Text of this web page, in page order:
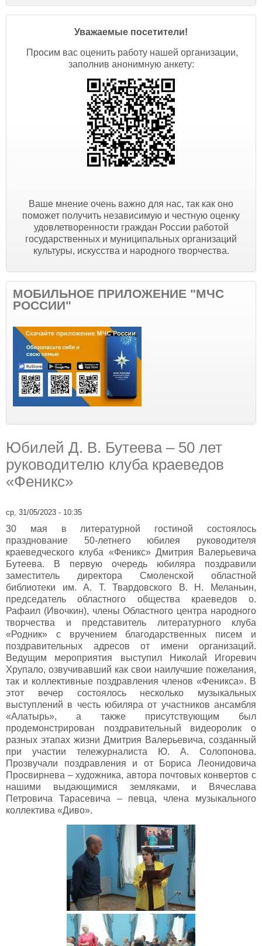
Уважаемые посетители!
Просим вас оценить работу нашей организации,
заполнив анонимную анкету:
Ваше мнение очень важно для нас, так как оно
поможет получить независимую и честную оценку
удовлетворенности граждан России работой
государственных и муниципальных организаций
культуры, искусства и народного творчества.
МОБИЛЬНОЕ ПРИЛОЖЕНИЕ "МЧС
РОССИИ"
Юбилей Д. В. Бутеева – 50 лет
руководителю клуба краеведов
«Феникс»
ср, 31/05/2023 - 10:35
30 мая в литературной гостиной состоялось
празднование 50-летнего юбилея руководителя
краеведческого клуба «Феникс» Дмитрия Валерьевича
Бутеева. В первую очередь юбиляра поздравили
заместитель директора Смоленской областной
библиотеки им. А. Т. Твардовского В. Н. Меланьин,
председатель областного общества краеведов о.
Рафаил (Ивочкин), члены Областного центра народного
творчества и представитель литературного клуба
«Родник» с вручением благодарственных писем и
поздравительных адресов от имени организаций.
Ведущим мероприятия выступил Николай Игоревич
Хрупало, озвучивавший как свои наилучшие пожелания,
так и коллективные поздравления членов «Феникса». В
этот вечер состоялось несколько музыкальных
выступлений в честь юбиляра от участников ансамбля
«Алатырь», а также присутствующим был
продемонстрирован поздравительный видеоролик о
разных этапах жизни Дмитрия Валерьевича, созданный
при участии тележурналиста Ю. А. Солопонова.
Прозвучали поздравления и от Бориса Леонидовича
Просвирнева – художника, автора почтовых конвертов с
нашими выдающимися земляками, и Вячеслава
Петровича Тарасевича – певца, члена музыкального
коллектива «Диво».